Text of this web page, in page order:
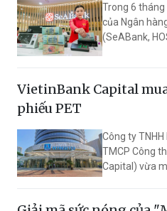
Trong 6
của Ngân
(SeABank,
giảm mặt
SeABank tiếp
VietinBank Capital
phiếu PET
Công ty
TMCP Công
Capital) vừa